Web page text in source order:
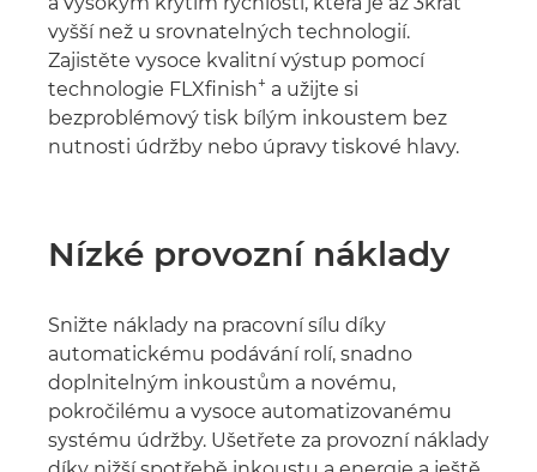
vyšší než u srovnatelných technologií.
Zajistěte vysoce kvalitní výstup pomocí
technologie FLXfinish+ a užijte si
bezproblémový tisk bílým inkoustem bez
nutnosti údržby nebo úpravy tiskové hlavy.
Nízké provozní náklady
Snižte náklady na pracovní sílu díky
automatickému podávání rolí, snadno
doplnitelným inkoustům a novému,
pokročilému a vysoce automatizovanému
systému údržby. Ušetřete za provozní náklady